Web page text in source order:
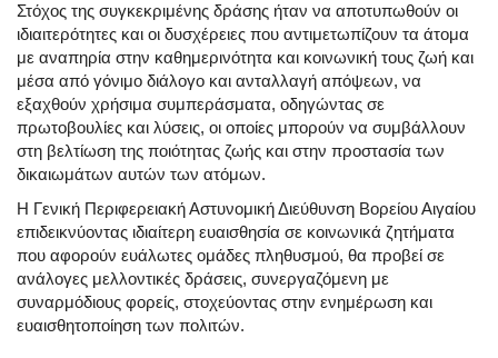
Στόχος της συγκεκριμένης δράσης ήταν να αποτυπωθούν οι
ιδιαιτερότητες και οι δυσχέρειες που αντιμετωπίζουν τα άτομα
με αναπηρία στην καθημερινότητα και κοινωνική τους ζωή και
μέσα από γόνιμο διάλογο και ανταλλαγή απόψεων, να
εξαχθούν χρήσιμα συμπεράσματα, οδηγώντας σε
πρωτοβουλίες και λύσεις, οι οποίες μπορούν να συμβάλλουν
στη βελτίωση της ποιότητας ζωής και στην προστασία των
δικαιωμάτων αυτών των ατόμων.
Η Γενική Περιφερειακή Αστυνομική Διεύθυνση Βορείου Αιγαίου
επιδεικνύοντας ιδιαίτερη ευαισθησία σε κοινωνικά ζητήματα
που αφορούν ευάλωτες ομάδες πληθυσμού, θα προβεί σε
ανάλογες μελλοντικές δράσεις, συνεργαζόμενη με
συναρμόδιους φορείς, στοχεύοντας στην ενημέρωση και
ευαισθητοποίηση των πολιτών.